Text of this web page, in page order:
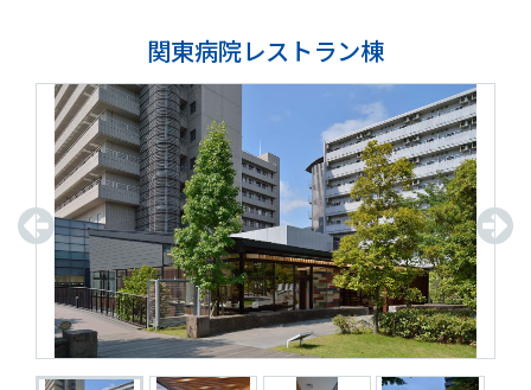
関東病院レストラン棟